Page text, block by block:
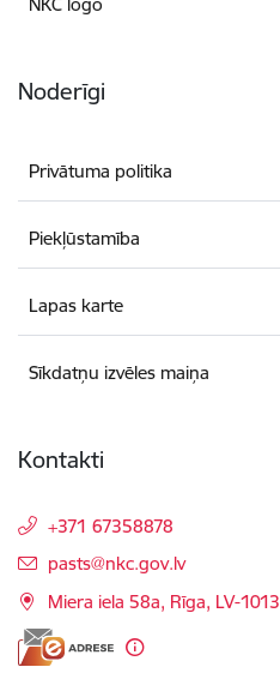
Noderīgi
Privātuma politika
Piekļūstamība
Lapas karte
Sīkdatņu izvēles maiņa
Kontakti
+371 67358878
E-pasts:
pasts@nkc.gov.lv
Miera iela 58a, Rīga, LV-1013